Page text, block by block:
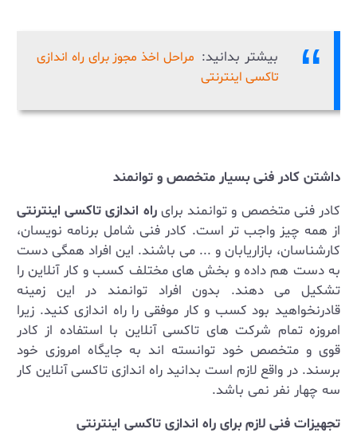
بیشتر بدانید: مراحل اخذ مجوز برای راه اندازی
تاکسی اینترنتی
داشتن کادر فنی بسیار متخصص و توانمند
کادر فنی متخصص و توانمند برایراه اندازی تاکسی اینترنتی
از همه چیز واجب تر است. کادر فنی شامل برنامه نویسان،
کارشناسان، بازاریابان و ... می باشند. این افراد همگی دست
به دست هم داده و بخش های مختلف کسب و کار آنلاین را
تشکیل می دهند. بدون افراد توانمند در این زمینه
قادرنخواهید بود کسب و کار موفقی را راه اندازی کنید. زیرا
امروزه تمام شرکت های تاکسی آنلاین با استفاده از کادر
قوی و متخصص خود توانسته اند به جایگاه امروزی خود
برسند. در واقع لازم است بدانید راه اندازی تاکسی آنلاین کار
سه چهار نفر نمی باشد.
تجهیزات فنی لازم برای راه اندازی تاکسی اینترنتی